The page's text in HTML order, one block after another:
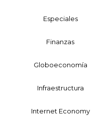
Especiales
Finanzas
Globoeconomía
Infraestructura
Internet Economy